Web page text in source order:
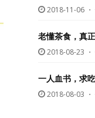
2018-11-06 ・
老懂茶食，真
2018-08-23 ・
一人血书，求
2018-08-03 ・